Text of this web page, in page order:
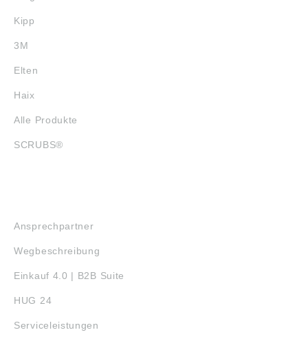
Kipp
3M
Elten
Haix
Alle Produkte
SCRUBS®
Ansprechpartner
Wegbeschreibung
Einkauf 4.0 | B2B Suite
HUG 24
Serviceleistungen